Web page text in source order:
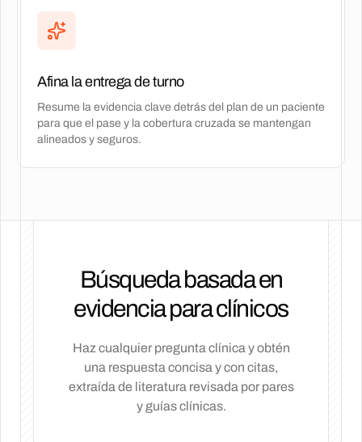
Afina la entrega de turno
Resume la evidencia clave detrás del plan de un paciente
para que el pase y la cobertura cruzada se mantengan
alineados y seguros.
Búsqueda basada en
evidencia para clínicos
Haz cualquier pregunta clínica y obtén
una respuesta concisa y con citas,
extraída de literatura revisada por pares
y guías clínicas.